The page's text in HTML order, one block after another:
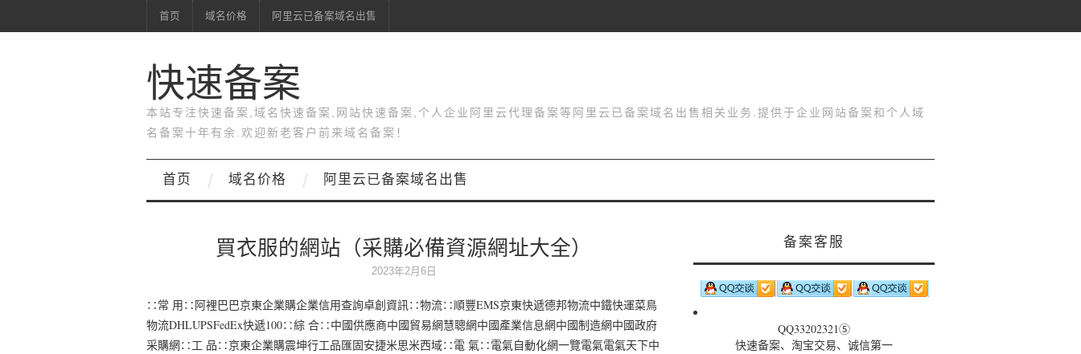
首页 域名价格 阿里云已备案域名出售
快速备案
本站专注快速备案,域名快速备案,网站快速备案,个人企业阿里云代理备案等阿里云已备案域名出售相关业务.提供于企业网站备案和个人域
名备案十年有余.欢迎新老客户前来域名备案！
首页 域名价格 阿里云已备案域名出售
買衣服的網站（采購必備資源網址大全）
2023年2月6日
∷常 用∷阿裡巴巴京東企業購企業信用查詢卓創資訊∷物流∷順豐EMS京東快遞德邦物流中鐵快運菜鳥
物流DHLUPSFedEx快遞100∷綜 合∷中國供應商中國貿易網慧聰網中國產業信息網中國制造網中國政府
采購網∷工 品∷京東企業購震坤行工品匯固安捷米思米西域∷電 氣∷電氣自動化網一覽電氣電氣天下中
备案客服
QQ33202321⑤
快速备案、淘宝交易、诚信第一